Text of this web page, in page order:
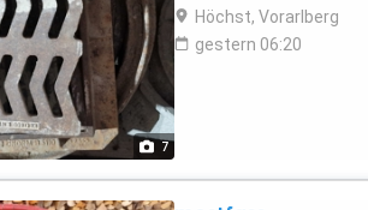
7
Höchst, Vorarlberg
gestern 06:20